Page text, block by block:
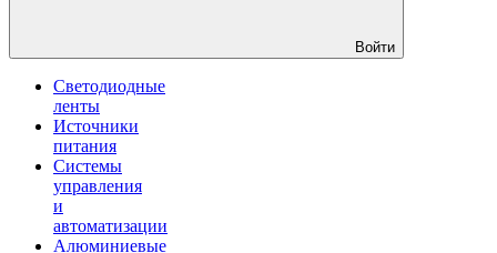
Войти
Светодиодные
ленты
Источники
питания
Системы
управления
и
автоматизации
Алюминиевые